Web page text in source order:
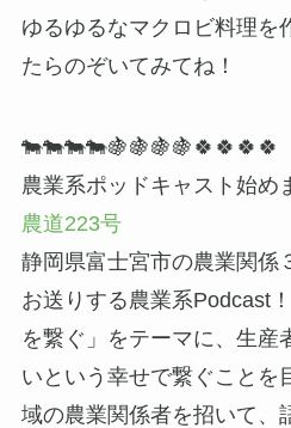
ゆるゆるなマクロビ料理を
たらのぞいてみてね！
🐄🐄🐄🐄🍇🍇🍇🍇🍀🍀🍀🍀
農業系ポッドキャスト始め
農道223号
静岡県富士宮市の農業関係
お送りする農業系Podcast
を繋ぐ」をテーマに、生産
いという幸せで繋ぐことを
域の農業関係者を招いて、